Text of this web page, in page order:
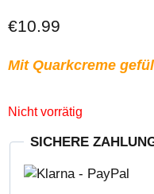
€10.99
Mit Quarkcreme
Nicht vorrätig
SICHERE